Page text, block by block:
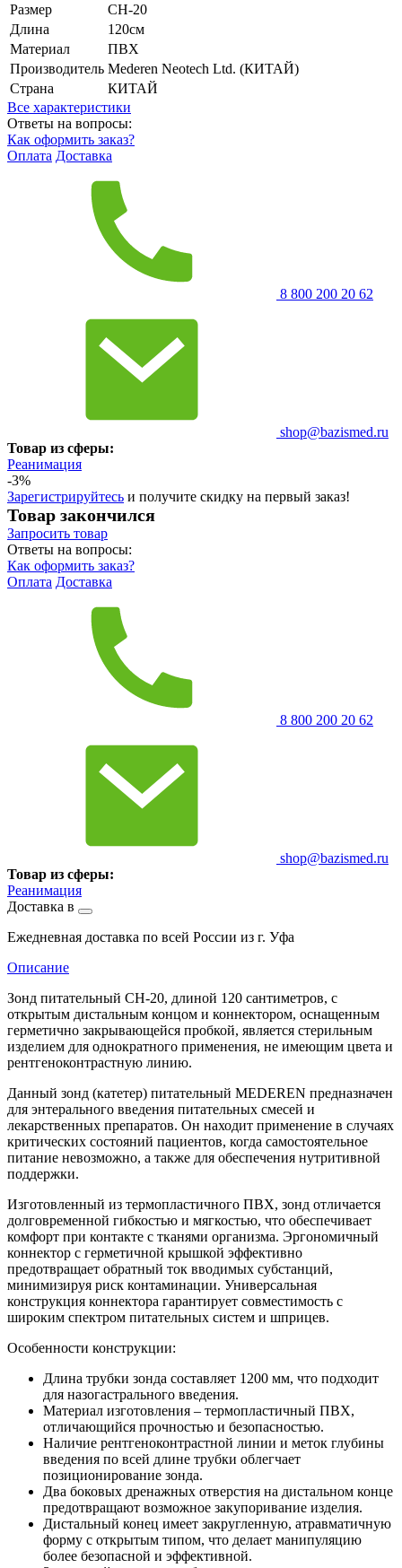
Размер
CH-20
Длина
120см
Материал
ПВХ
Производитель Mederen Neotech Ltd. (КИТАЙ)
Страна
КИТАЙ
Все характеристики
Ответы на вопросы:
Как оформить заказ?
Оплата Доставка
8 800 200 20 62
shop@bazismed.ru
Товар из сферы:
Реанимация
-3%
Зарегистрируйтесь и получите скидку на первый заказ!
Товар закончился
Запросить товар
Ответы на вопросы:
Как оформить заказ?
Оплата Доставка
8 800 200 20 62
shop@bazismed.ru
Товар из сферы:
Реанимация
Доставка в
Ежедневная доставка по всей России из г. Уфа
Описание
Зонд питательный CH-20, длиной 120 сантиметров, с
открытым дистальным концом и коннектором, оснащенным
герметично закрывающейся пробкой, является стерильным
изделием для однократного применения, не имеющим цвета и
рентгеноконтрастную линию.
Данный зонд (катетер) питательный MEDEREN предназначен
для энтерального введения питательных смесей и
лекарственных препаратов. Он находит применение в случаях
критических состояний пациентов, когда самостоятельное
питание невозможно, а также для обеспечения нутритивной
поддержки.
Изготовленный из термопластичного ПВХ, зонд отличается
долговременной гибкостью и мягкостью, что обеспечивает
комфорт при контакте с тканями организма. Эргономичный
коннектор с герметичной крышкой эффективно
предотвращает обратный ток вводимых субстанций,
минимизируя риск контаминации. Универсальная
конструкция коннектора гарантирует совместимость с
широким спектром питательных систем и шприцев.
Особенности конструкции:
Длина трубки зонда составляет 1200 мм, что подходит
для назогастрального введения.
Материал изготовления – термопластичный ПВХ,
отличающийся прочностью и безопасностью.
Наличие рентгеноконтрастной линии и меток глубины
введения по всей длине трубки облегчает
позиционирование зонда.
Два боковых дренажных отверстия на дистальном конце
предотвращают возможное закупоривание изделия.
Дистальный конец имеет закругленную, атравматичную
форму с открытым типом, что делает манипуляцию
более безопасной и эффективной.